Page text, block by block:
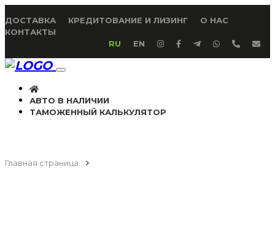
ДОСТАВКА КРЕДИТОВАНИЕ И ЛИЗИНГ
О НАС
КОНТАКТЫ
RU
EN
АВТО В НАЛИЧИИ
ТАМОЖЕННЫЙ КАЛЬКУЛЯТОР
Главная страница